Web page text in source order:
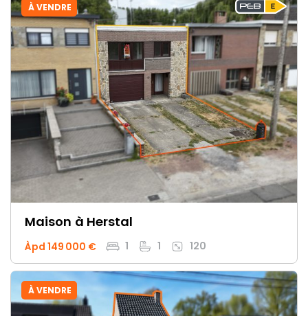
À VENDRE
Maison à Herstal
Àpd 149 000 € 1 1 120
À VENDRE